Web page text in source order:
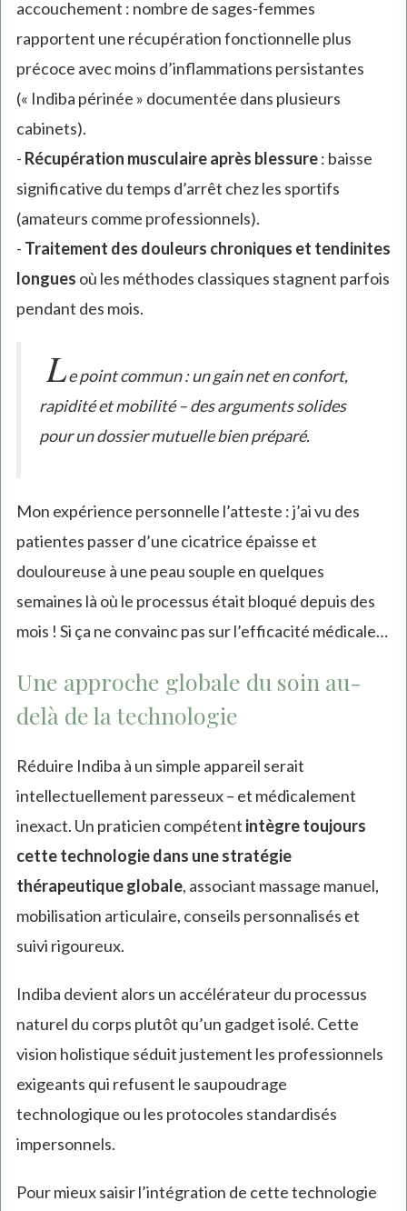
accouchement : nombre de sages-femmes
rapportent une récupération fonctionnelle plus
précoce avec moins d’inflammations persistantes
(« Indiba périnée » documentée dans plusieurs
cabinets).
- Récupération musculaire après blessure: baisse
significative du temps d’arrêt chez les sportifs
(amateurs comme professionnels).
- Traitement des douleurs chroniques et tendinites
longues où les méthodes classiques stagnent parfois
pendant des mois.
Le point commun : un gain net en confort,
rapidité et mobilité – des arguments solides
pour un dossier mutuelle bien préparé.
Mon expérience personnelle l’atteste : j’ai vu des
patientes passer d’une cicatrice épaisse et
douloureuse à une peau souple en quelques
semaines là où le processus était bloqué depuis des
mois ! Si ça ne convainc pas sur l’efficacité médicale…
Une approche globale du soin au-
delà de la technologie
Réduire Indiba à un simple appareil serait
intellectuellement paresseux – et médicalement
inexact. Un praticien compétent intègre toujours
cette technologie dans une stratégie
thérapeutique globale, associant massage manuel,
mobilisation articulaire, conseils personnalisés et
suivi rigoureux.
Indiba devient alors un accélérateur du processus
naturel du corps plutôt qu’un gadget isolé. Cette
vision holistique séduit justement les professionnels
exigeants qui refusent le saupoudrage
technologique ou les protocoles standardisés
impersonnels.
Pour mieux saisir l’intégration de cette technologie